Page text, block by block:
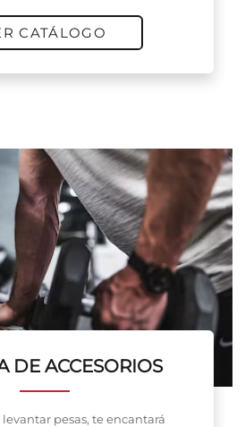
CATÁLOGO
DE ACCESORIOS
pesas, te encantará